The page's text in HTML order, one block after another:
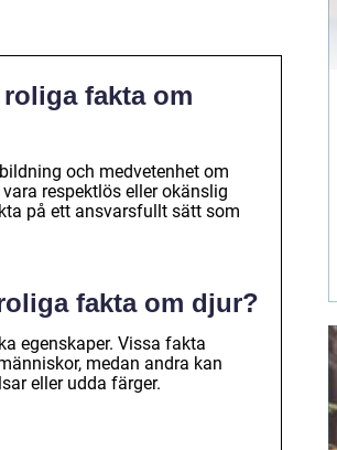
fakta om
och medvetenhet om
respektlös eller okänslig
på ett ansvarsfullt sätt som
fakta om djur?
egenskaper. Vissa fakta
medan andra kan
eller udda färger.